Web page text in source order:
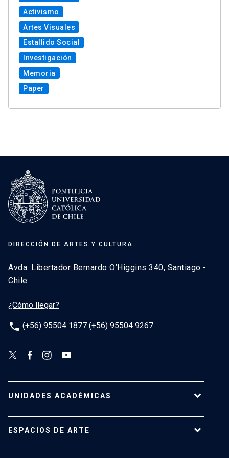
Activismo
Artes Visuales
Estallido Social
Investigación
Memoria
Paper
DIRECCIÓN DE ARTES Y CULTURA
Avda. Libertador Bernardo O’Higgins 340, Santiago -
Chile
¿Cómo llegar?
phone (+56) 95504 1877 (+56) 95504 9267
UNIDADES ACADÉMICAS
Escuela de Arte
ESPACIOS DE ARTE